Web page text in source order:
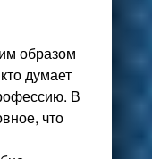
образом
думает
В
что